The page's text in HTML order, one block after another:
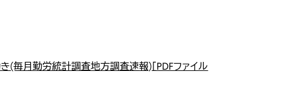
(毎月勤労統計調査地方調査速報)［PDFファイル